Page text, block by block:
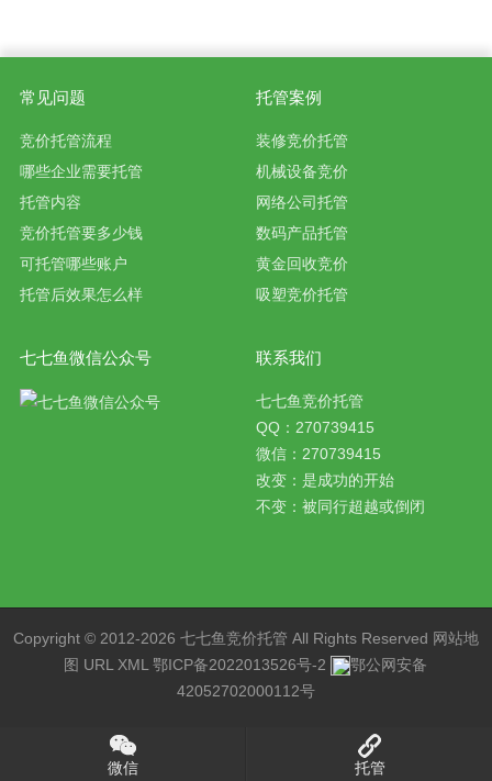
常见问题
竞价托管流程
哪些企业需要托管
托管内容
竞价托管要多少钱
可托管哪些账户
托管后效果怎么样
托管案例
装修竞价托管
机械设备竞价
网络公司托管
数码产品托管
黄金回收竞价
吸塑竞价托管
七七鱼微信公众号 联系我们
七七鱼竞价托管
QQ：270739415
微信：270739415
改变：是成功的开始
不变：被同行超越或倒闭
Copyright © 2012-2026 七七鱼竞价托管 All Rights Reserved 网站地
图 URL XML 鄂ICP备2022013526号-2
鄂公网安备
42052702000112号
微信 托管